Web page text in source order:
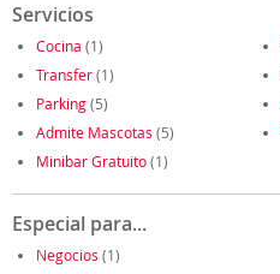
Servicios
Cocina (1)
Transfer(1)
Parking(5)
Admite Mascotas (5)
Minibar Gratuito(1)
Especial para...
Negocios (1)